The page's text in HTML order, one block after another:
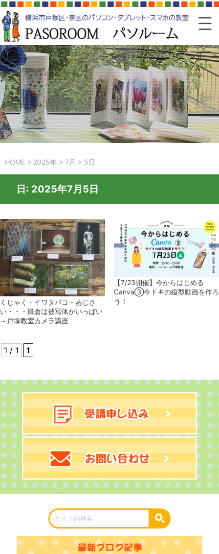
HOME > 2025年 > 7月 > 5日
日: 2025年7月5日
くじゃく・イワタバコ・あじさ
い・・・鎌倉は被写体がいっぱい
～戸塚教室カメラ講座
【7/23開催】今からはじめる
Canva③今ドキの縦型動画を作ろ
う！
1 / 1 1